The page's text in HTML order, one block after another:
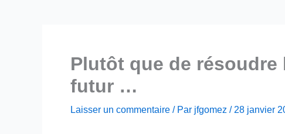
Plutôt que de
futur …
Laisser un commentaire / Par jfgomez / 28 janvier